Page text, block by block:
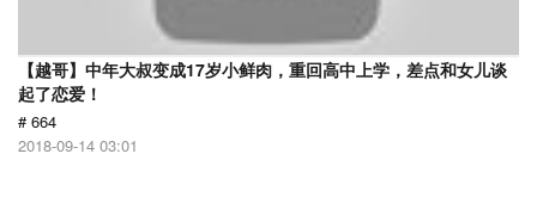
【越哥】中年大叔变成17岁小鲜肉，重回高中上学，差点和女儿谈
起了恋爱！
# 664
2018-09-14 03:01